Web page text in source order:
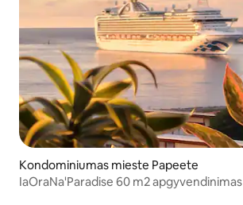
Kondominiumas mieste Papeete
IaOraNa'Paradise 60 m2 apgyvendinimas